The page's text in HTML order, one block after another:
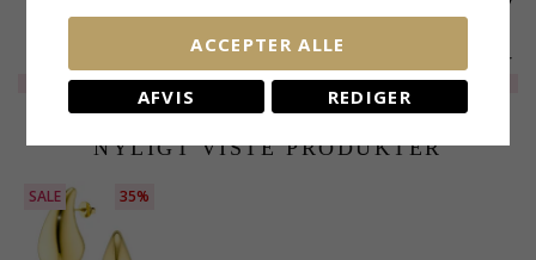
sommerfugle
øreringe i forgyldt
stål - OCEANA
EXTRA150,-
forgyldt stål -
EXTRA40,-
Vandfaste blomster
øreringe i forgyldt
stål - OCEANA
EXTRA100,-
NYLIGT VISTE PRODUKTER
SALE 35%
ACCEPTER ALLE
AFVIS REDIGER